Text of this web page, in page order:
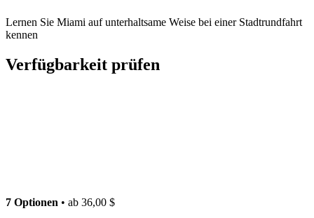
Lernen Sie Miami auf unterhaltsame Weise bei einer Stadtrundfahrt
kennen
Verfügbarkeit prüfen
7 Optionen • ab 36,00 $